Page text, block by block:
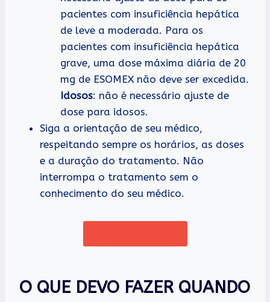
pacientes com insuficiência hepática
de leve a moderada. Para os
pacientes com insuficiência hepática
grave, uma dose máxima diária de 20
mg de ESOMEX não deve ser excedida.
Idosos: não é necessário ajuste de
dose para idosos.
Siga a orientação de seu médico,
respeitando sempre os horários, as doses
e a duração do tratamento. Não
interrompa o tratamento sem o
conhecimento do seu médico.
O QUE DEVO FAZER QUANDO